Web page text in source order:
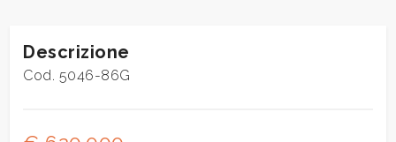
Descrizione
Cod. 5046-86G
Tipologia